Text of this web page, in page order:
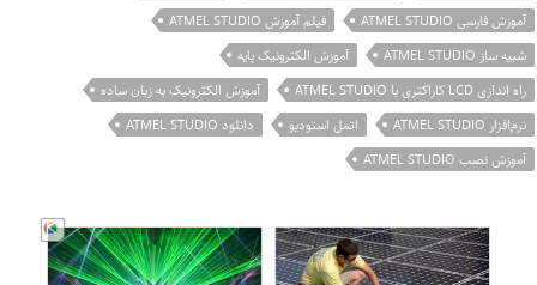
آموزش فارسی ATMEL STUDIO
فیلم آموزش ATMEL STUDIO
شبیه ساز ATMEL STUDIO
آموزش الکترونیک پایه
راه اندازی LCD کاراکتری با ATMEL STUDIO
آموزش الکترونیک به زبان ساده
نرم‌افزار ATMEL STUDIO
اتمل استودیو
دانلود ATMEL STUDIO
آموزش نصب ATMEL STUDIO